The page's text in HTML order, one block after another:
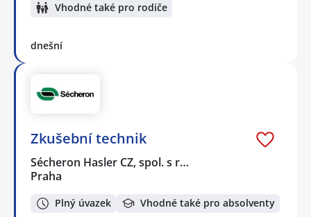
Vhodné také pro rodiče
dnešní
Zkušební technik
Sécheron Hasler CZ, spol. s r…
Praha
Plný úvazek Vhodné také pro absolventy